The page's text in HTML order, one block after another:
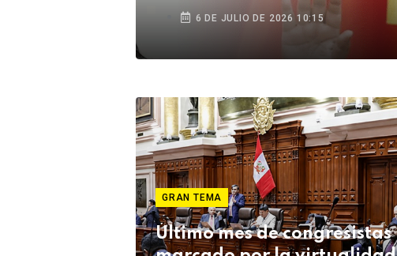
6 DE JULIO DE 2026 10:15
GRAN TEMA
Último mes de congresistas